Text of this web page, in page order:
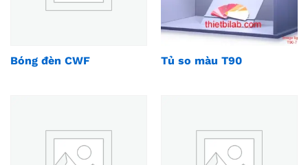
Bóng đèn CWF Tủ so màu T90